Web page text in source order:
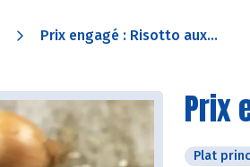
Prix engagé : Risotto aux...
Prix
Plat